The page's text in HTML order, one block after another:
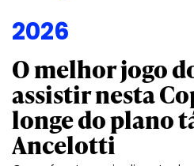
2026
O melhor jogo
assistir nesta
longe do plano
Ancelotti